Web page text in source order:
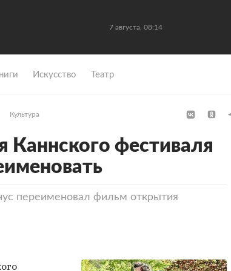
7 августа, 08:14
Искусство Театр
Культура
фестиваля
переименовал фильм открытия